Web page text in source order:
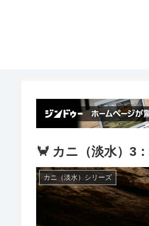
🦀 カニ（淡水）3
カニ（淡水）シリーズ